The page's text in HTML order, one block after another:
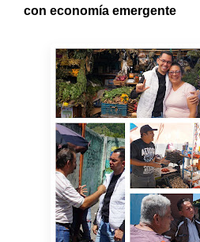
con economía emergente